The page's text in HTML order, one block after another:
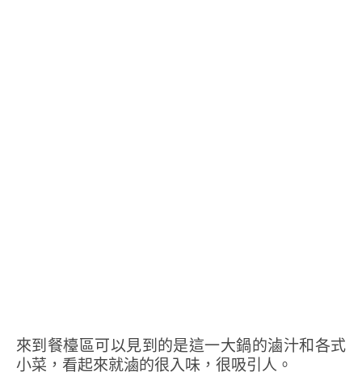
來到餐檯區可以見到的是這一大鍋的滷汁和各式
小菜，看起來就滷的很入味，很吸引人。